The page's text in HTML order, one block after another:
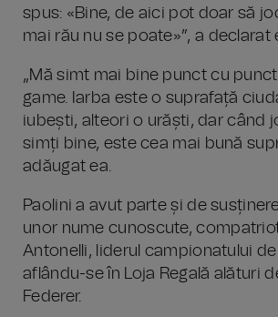
spus: «Bine, de aici pot doar să
mai rău nu se poate»”, a declarat
„Mă simt mai bine punct cu
game. Iarba este o suprafață
iubești, alteori o urăști, dar când
simți bine, este cea mai bună
adăugat ea.
Paolini a avut parte și de
unor nume cunoscute,
Antonelli, liderul campionatului de
aflându-se în Loja Regală alături
Federer.